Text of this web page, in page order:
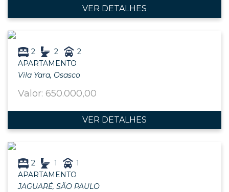
VER DETALHES
2 2
2
APARTAMENTO
Vila Yara, Osasco
Valor: 650.000,00
VER DETALHES
2 1
1
APARTAMENTO
JAGUARÉ, SÃO PAULO